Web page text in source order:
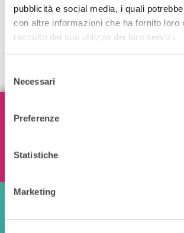
pubblicità e social media, i quali
con altre informazioni che ha fornito loro
raccolto dal suo utilizzo dei loro servizi.
delNecessari
Preferenze
Statistiche
Marketing